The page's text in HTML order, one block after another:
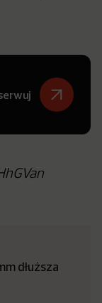
dłuższa